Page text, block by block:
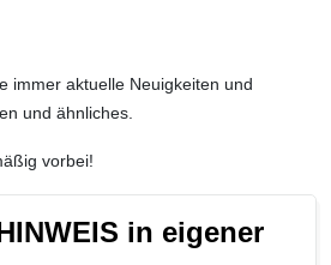
immer aktuelle Neuigkeiten und
und ähnliches.
vorbei!
in eigener